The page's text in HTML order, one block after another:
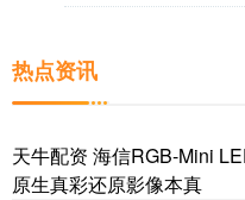
热点资讯
天牛配资 海信RGB-Mini
原生真彩还原影像本真